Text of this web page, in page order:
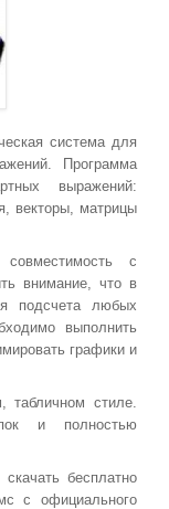
система для
Программа
выражений:
векторы, матрицы
с
внимание, что в
подсчета любых
выполнить
графики и
табличном стиле.
и полностью
бесплатно
с официального